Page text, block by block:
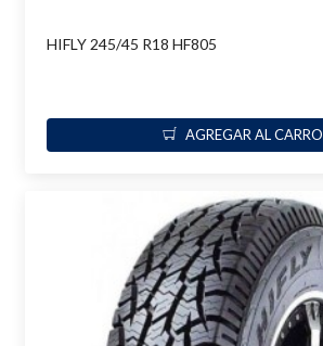
HIFLY 245/45 R18 HF805
AGREGAR AL CARRO